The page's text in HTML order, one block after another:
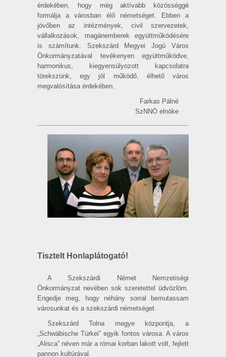
érdekében, hogy még aktívabb közösséggé
formálja a városban élő németséget. Ebben a
jövőben az intézmények, civil szervezetek,
vállalkozások, magánemberek együttműködésére
is számítunk. Szekszárd Megyei Jogú Város
Önkormányzatával tevékenyen együttműködve,
harmonikus, kiegyensúlyozott kapcsolatra
törekszünk, egy jól működő, élhető város
megvalósítása érdekében.
Farkas Pálné
SzNNÖ elnöke
Tisztelt Honlaplátogató!
A Szekszárdi Német Nemzetiségi
Önkormányzat nevében sok szeretettel üdvözlöm.
Engedje meg, hogy néhány sorral bemutassam
városunkat és a szekszárdi németséget.
Szekszárd Tolna megye központja, a
„Schwäbische Türkei” egyik fontos városa. A város
„Alisca” néven már a római korban lakott volt, fejlett
pannon kultúrával.